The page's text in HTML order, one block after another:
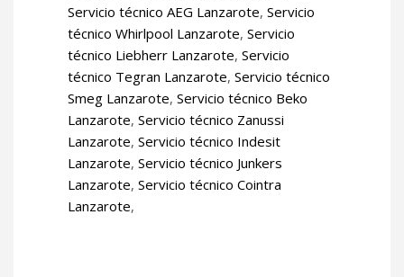
Servicio técnico AEG Lanzarote, Servicio
técnico Whirlpool Lanzarote, Servicio
técnico Liebherr Lanzarote, Servicio
técnico Tegran Lanzarote, Servicio técnico
Smeg Lanzarote, Servicio técnico Beko
Lanzarote, Servicio técnico Zanussi
Lanzarote, Servicio técnico Indesit
Lanzarote, Servicio técnico Junkers
Lanzarote, Servicio técnico Cointra
Lanzarote,